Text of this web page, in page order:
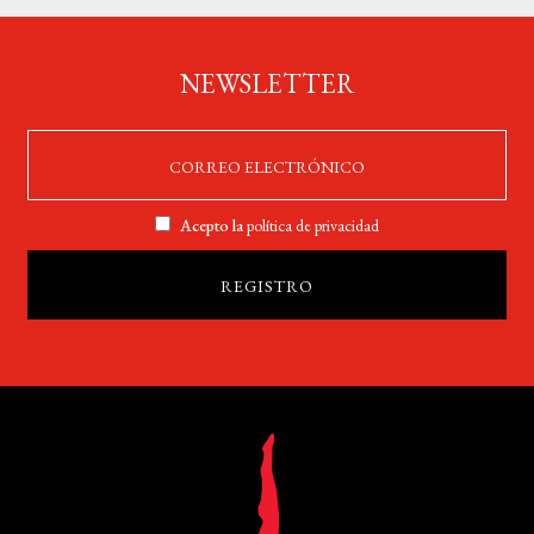
NEWSLETTER
Acepto lapolítica de privacidad